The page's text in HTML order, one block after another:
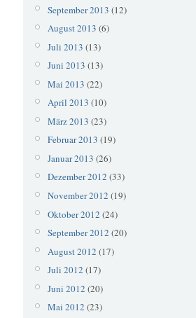
September 2013 (12)
August 2013 (6)
Juli 2013 (13)
Juni 2013 (13)
Mai 2013 (22)
April 2013 (10)
März 2013 (23)
Februar 2013 (19)
Januar 2013 (26)
Dezember 2012 (33)
November 2012 (19)
Oktober 2012 (24)
September 2012 (20)
August 2012 (17)
Juli 2012 (17)
Juni 2012 (20)
Mai 2012 (23)